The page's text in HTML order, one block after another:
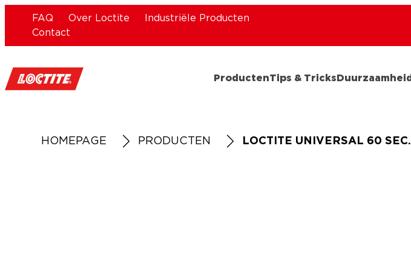
FAQ Over Loctite
Industriële Producten
Contact
ProductenTips & Tricks Duurzaamheid
HOMEPAGE PRODUCTEN LOCTITE UNIVERSAL 60 SEC.